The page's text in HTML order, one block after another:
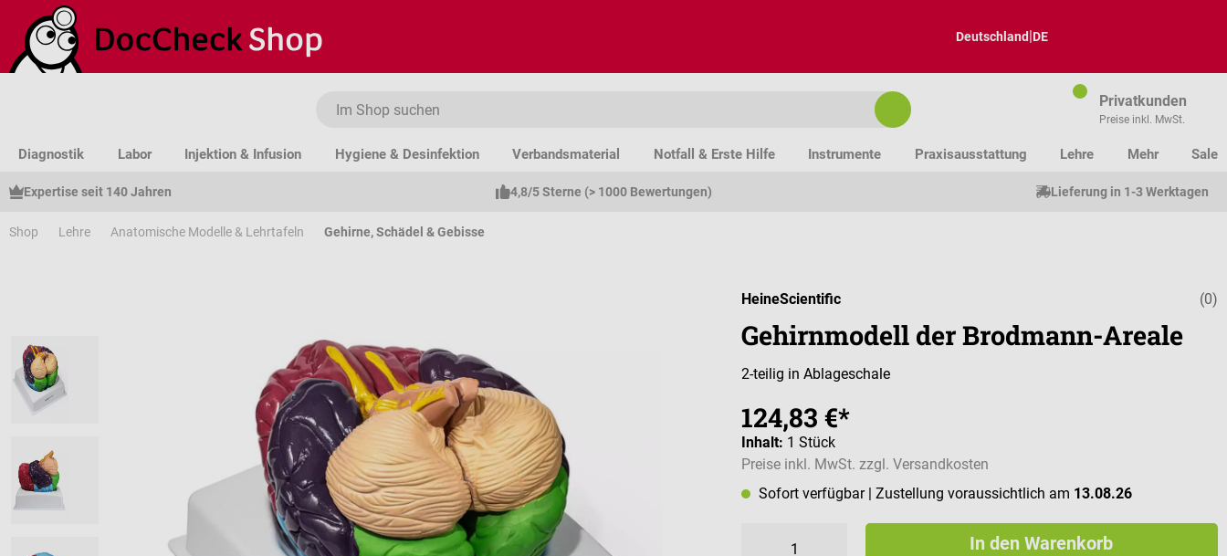
Hauptinhalt springen
Zur Suche springen
Zur Hauptnavigation springen
Deutschland|DE
Privatkunden
Preise inkl. MwSt.
Diagnostik Labor Injektion & Infusion Hygiene & Desinfektion Verbandsmaterial Notfall & Erste Hilfe Instrumente Praxisausstattung Lehre Mehr Sale
Expertise seit 140 Jahren 4,8/5 Sterne (> 1000 Bewertungen) Lieferung in 1-3 Werktagen
Shop Lehre Anatomische Modelle & Lehrtafeln Gehirne, Schädel & Gebisse
(0)
HeineScientific
Gehirnmodell der Brodmann-Areale
2-teilig in Ablageschale
124,83 €*
Inhalt: 1 Stück
Preise inkl. MwSt. zzgl. Versandkosten
Sofort verfügbar | Zustellung voraussichtlich am 13.08.26
In den Warenkorb